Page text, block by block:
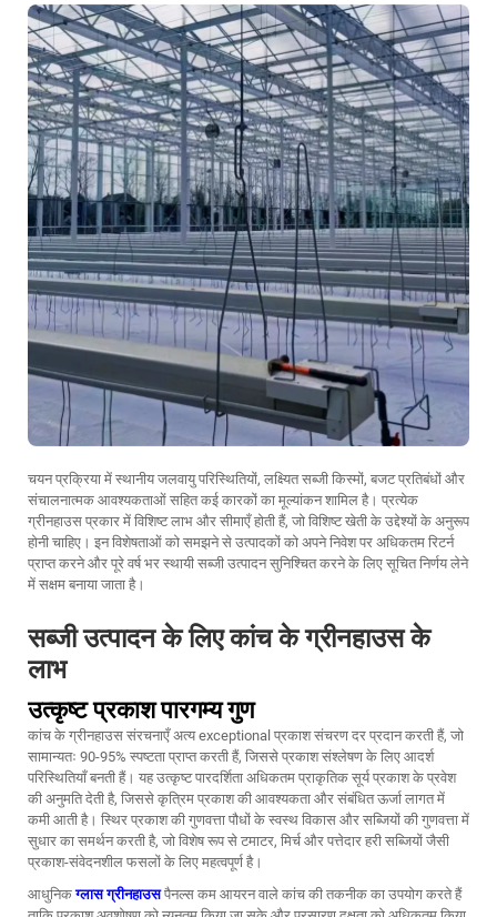
चयन प्रक्रिया में स्थानीय जलवायु परिस्थितियों, लक्ष्यित सब्जी किस्मों, बजट प्रतिबंधों और
संचालनात्मक आवश्यकताओं सहित कई कारकों का मूल्यांकन शामिल है। प्रत्येक
ग्रीनहाउस प्रकार में विशिष्ट लाभ और सीमाएँ होती हैं, जो विशिष्ट खेती के उद्देश्यों के अनुरूप
होनी चाहिए। इन विशेषताओं को समझने से उत्पादकों को अपने निवेश पर अधिकतम रिटर्न
प्राप्त करने और पूरे वर्ष भर स्थायी सब्जी उत्पादन सुनिश्चित करने के लिए सूचित निर्णय लेने
में सक्षम बनाया जाता है।
सब्जी उत्पादन के लिए कांच के ग्रीनहाउस के
लाभ
उत्कृष्ट प्रकाश पारगम्य गुण
कांच के ग्रीनहाउस संरचनाएँ अत्य exceptional प्रकाश संचरण दर प्रदान करती हैं, जो
सामान्यतः 90-95% स्पष्टता प्राप्त करती हैं, जिससे प्रकाश संश्लेषण के लिए आदर्श
परिस्थितियाँ बनती हैं। यह उत्कृष्ट पारदर्शिता अधिकतम प्राकृतिक सूर्य प्रकाश के प्रवेश
की अनुमति देती है, जिससे कृत्रिम प्रकाश की आवश्यकता और संबंधित ऊर्जा लागत में
कमी आती है। स्थिर प्रकाश की गुणवत्ता पौधों के स्वस्थ विकास और सब्जियों की गुणवत्ता में
सुधार का समर्थन करती है, जो विशेष रूप से टमाटर, मिर्च और पत्तेदार हरी सब्जियों जैसी
प्रकाश-संवेदनशील फसलों के लिए महत्वपूर्ण है।
आधुनिकग्लास ग्रीनहाउसपैनल्स कम आयरन वाले कांच की तकनीक का उपयोग करते हैं